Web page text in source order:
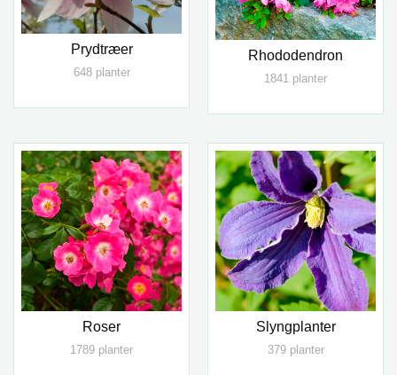
Prydtræer
648 planter
Rhododendron
1841 planter
Roser
1789 planter
Slyngplanter
379 planter